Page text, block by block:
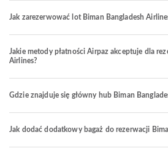
Jak zarezerwować lot Biman Bangladesh
Jakie metody płatności Airpaz akceptuje dla
Airlines?
Gdzie znajduje się główny hub Biman
Jak dodać dodatkowy bagaż do rezerwacji